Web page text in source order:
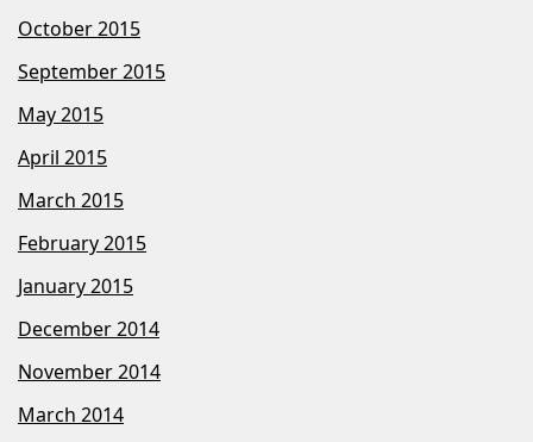
October 2015
September 2015
May 2015
April 2015
March 2015
February 2015
January 2015
December 2014
November 2014
March 2014